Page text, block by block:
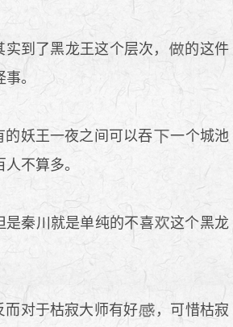
到了黑龙王这个层次，
的这件
。
妖王一夜之间可以吞
一个城池
不算多。
秦川就是单纯的不喜
这个黑龙
对于枯寂大师有好
，可惜枯寂